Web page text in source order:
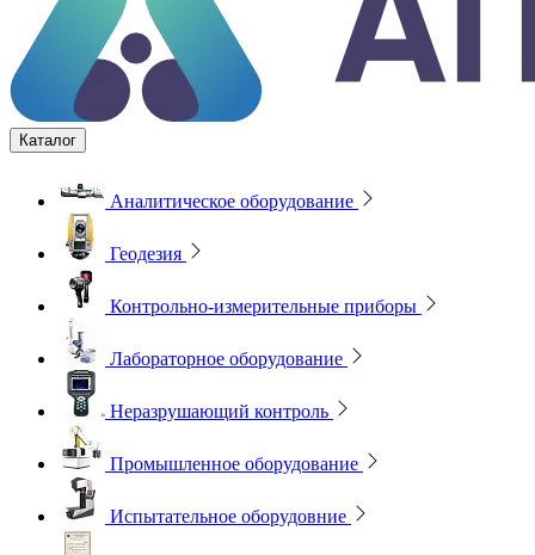
Каталог
Аналитическое оборудование
Геодезия
Контрольно-измерительные приборы
Лабораторное оборудование
Неразрушающий контроль
Промышленное оборудование
Испытательное оборудовние